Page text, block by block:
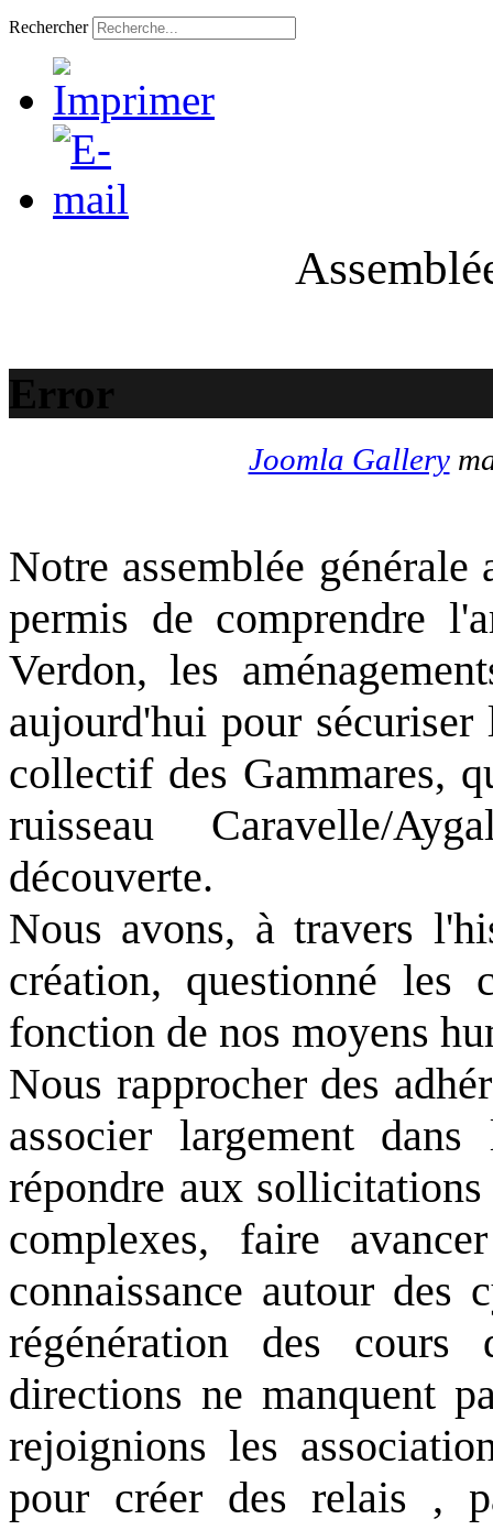
Rechercher
Error
Joomla Gallery
Notre assemblée
permis de comprendre
Verdon, les
aujourd'hui pour
collectif des Gammares,
ruisseau Caravelle/
découverte.
Nous avons, à travers
création, questionné
fonction de nos moyens
Nous rapprocher des
associer largement
répondre aux sollicitations
complexes, faire
connaissance autour des
régénération des cours
directions ne manquent
rejoignions les
pour créer des relais ,